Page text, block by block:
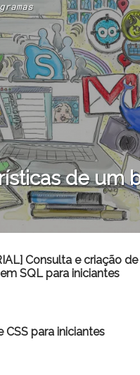
de um
Consulta e criação de
SQL para iniciantes
CSS para iniciantes